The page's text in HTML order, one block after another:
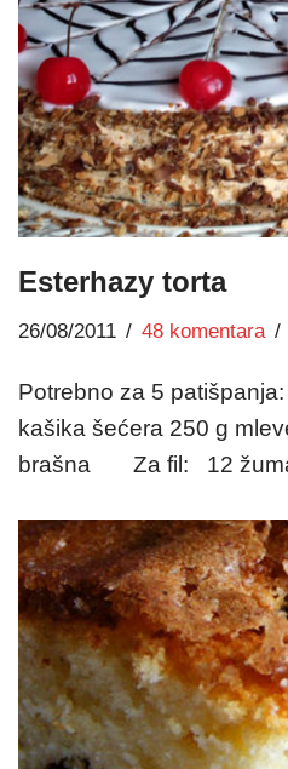
Esterhazy torta
26/08/2011 48 komentara
Potrebno za 5
kašika šećera 250 g
brašna Za fil: 12